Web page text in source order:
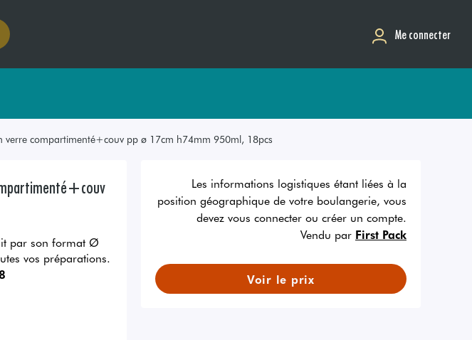
Me connecter
verre compartimenté+couv pp ø 17cm h74mm 950ml, 18pcs
par son format Ø
vos préparations.
Les informations logistiques étant liées à la
position géographique de votre boulangerie, vous
devez vous connecter ou créer un compte.
Vendu par First Pack
Voir le prix